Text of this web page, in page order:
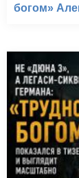
богом»